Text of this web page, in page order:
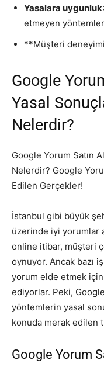
Yasalara uygunluk
etmeyen
**Müşteri
Google
Yasal
Nelerdir?
Google Yorum Satın
Nelerdir? Google
Edilen Gerçekler!
İstanbul gibi büyük
üzerinde iyi yorumlar
online itibar, müşteri
oynuyor. Ancak bazı
yorum elde etmek için
ediyorlar. Peki,
yöntemlerin yasal
konuda merak edilen
Google Yorum